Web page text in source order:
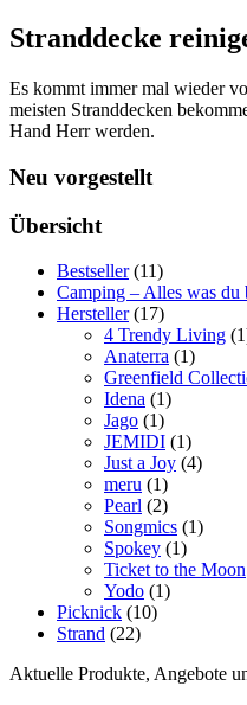
Stranddecke
Es kommt immer mal wieder
meisten Stranddecken
Hand Herr werden.
Neu vorgestellt
Übersicht
Bestseller(11)
Camping – Alles was du
Hersteller(17)
4 Trendy Living
Anaterra (1)
Greenfield
Idena (1)
Jago (1)
JEMIDI (1)
Just a Joy (4)
meru (1)
Pearl (2)
Songmics (1)
Spokey (1)
Ticket to the Moon
Yodo (1)
Picknick (10)
Strand (22)
Aktuelle Produkte, Angebote